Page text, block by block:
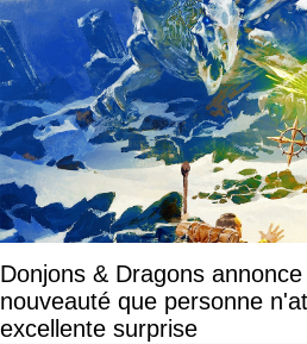
Donjons & Dragons
nouveauté que personne
excellente surprise